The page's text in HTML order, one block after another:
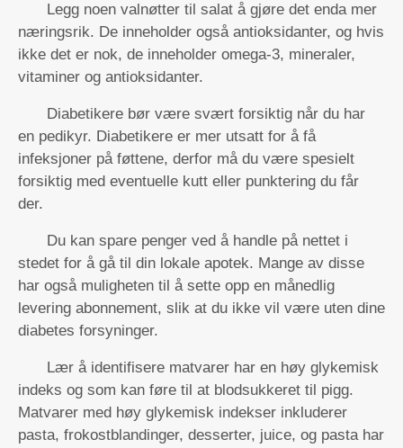
Legg noen valnøtter til salat å gjøre det enda mer
næringsrik. De inneholder også antioksidanter, og hvis
ikke det er nok, de inneholder omega-3, mineraler,
vitaminer og antioksidanter.
Diabetikere bør være svært forsiktig når du har
en pedikyr. Diabetikere er mer utsatt for å få
infeksjoner på føttene, derfor må du være spesielt
forsiktig med eventuelle kutt eller punktering du får
der.
Du kan spare penger ved å handle på nettet i
stedet for å gå til din lokale apotek. Mange av disse
har også muligheten til å sette opp en månedlig
levering abonnement, slik at du ikke vil være uten dine
diabetes forsyninger.
Lær å identifisere matvarer har en høy glykemisk
indeks og som kan føre til at blodsukkeret til pigg.
Matvarer med høy glykemisk indekser inkluderer
pasta, frokostblandinger, desserter, juice, og pasta har